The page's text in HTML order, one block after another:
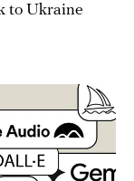
to Ukraine